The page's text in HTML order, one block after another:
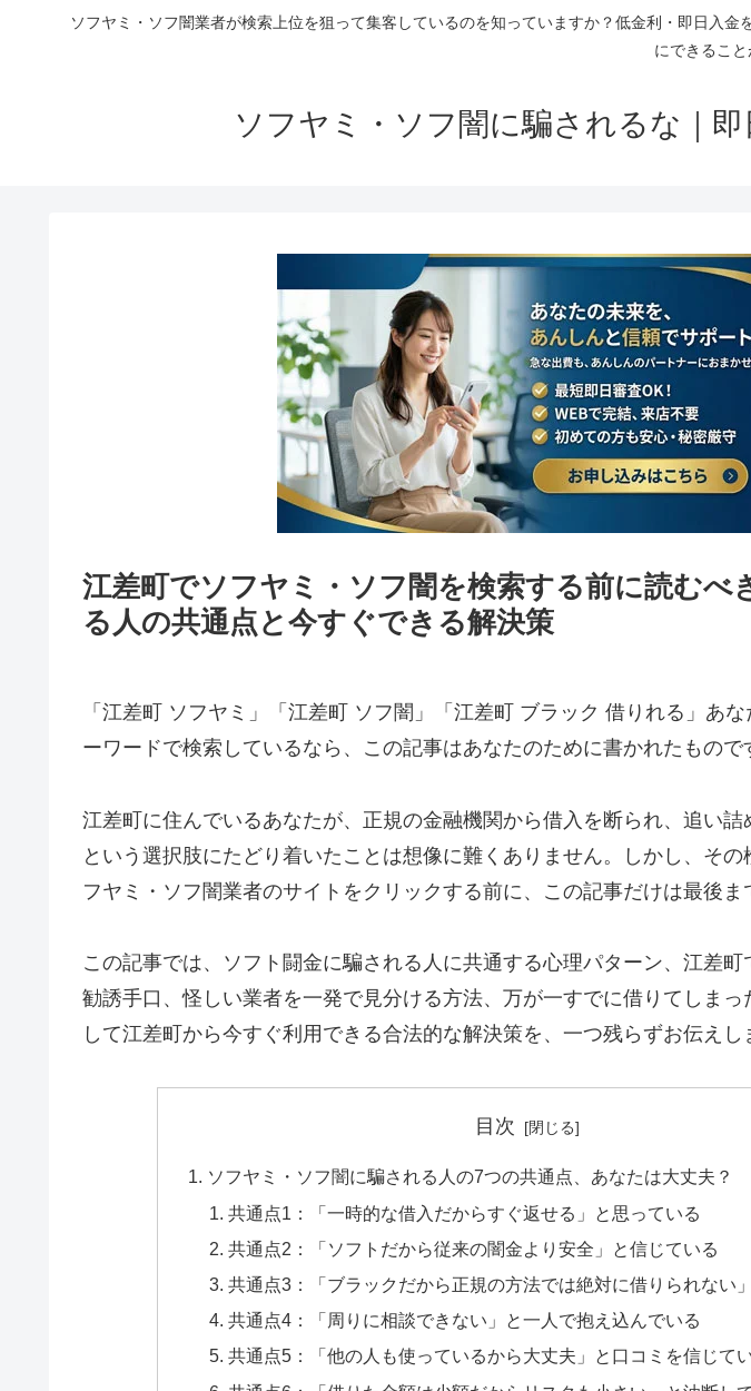
ソフヤミ・ソフ闇業者が検索上位を狙って集客しているのを知っていますか？低金利・即日入
にできること
ソフヤミ・ソフ闇に騙されるな｜
江差町でソフヤミ・ソフ闇を検索する前に読むべ
る人の共通点と今すぐできる解決策
「江差町 ソフヤミ」「江差町 ソフ闇」「江差町 ブラック 借りれる」あ
ーワードで検索しているなら、この記事はあなたのために書かれたもので
江差町に住んでいるあなたが、正規の金融機関から借入を断られ、追い
という選択肢にたどり着いたことは想像に難くありません。しかし、そ
フヤミ・ソフ闇業者のサイトをクリックする前に、この記事だけは最後ま
この記事では、ソフト闘金に騙される人に共通する心理パターン、江差
勧誘手口、怪しい業者を一発で見分ける方法、万が一すでに借りてしま
して江差町から今すぐ利用できる合法的な解決策を、一つ残らずお伝えし
目次
ソフヤミ・ソフ闇に騙される人の7つの共通点、あなたは大丈夫？
共通点1：「一時的な借入だからすぐ返せる」と思っている
共通点2：「ソフトだから従来の闇金より安全」と信じている
共通点3：「ブラックだから正規の方法では絶対に借りられない
共通点4：「周りに相談できない」と一人で抱え込んでいる
共通点5：「他の人も使っているから大丈夫」と口コミを信じて